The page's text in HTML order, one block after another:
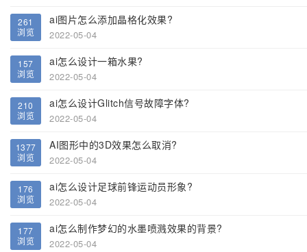
261
浏览
ai图片怎么添加晶格化效果?
2022-05-04
157
浏览
ai怎么设计一箱水果?
2022-05-04
210
浏览
ai怎么设计Glitch信号故障字体?
2022-05-04
1377
浏览
AI图形中的3D效果怎么取消?
2022-05-04
176
浏览
ai怎么设计足球前锋运动员形象?
2022-05-04
177
浏览
ai怎么制作梦幻的水墨喷溅效果的背景?
2022-05-04